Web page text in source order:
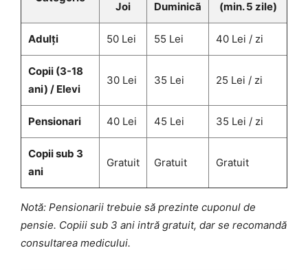
Joi Duminică (min. 5 zile)
Adulți 50 Lei 55 Lei 40 Lei / zi
Copii (3-18
ani) / Elevi
30 Lei 35 Lei 25 Lei / zi
Pensionari 40 Lei 45 Lei 35 Lei / zi
Copii sub 3
ani
Gratuit Gratuit Gratuit
Notă: Pensionarii trebuie să prezinte cuponul de
pensie. Copiii sub 3 ani intră gratuit, dar se recomandă
consultarea medicului.